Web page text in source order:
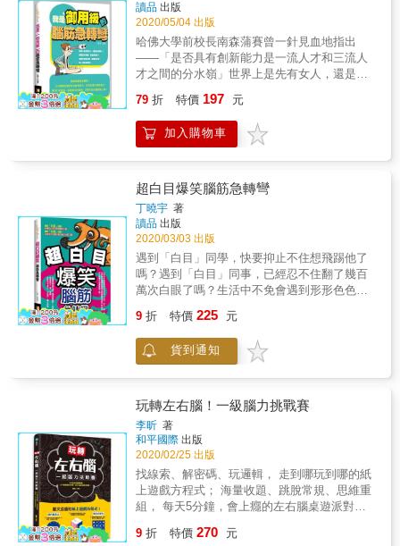
讀品 出版
2020/05/04 出版
哈佛大學前校長南森蒲賽曾一針見血地指出
——「是否具有創新能力是一流人才和三流人
才之間的分水嶺」世界上是先有女人，還是先
知道太陽、星星和月亮，哪一個是男的嗎？這
就是腦筋急轉彎！它以輕鬆活潑的形式啟發思
考，有效的提升創新能力請你打破常理，跳脫
整天在家裡不出門的女人叫什麼？✔除了睡覺
以外，還有什麼時候我們會目中無人？✔怎麼
樣才能讓男人對妳一見鍾情？✔榴槤和地心引
力有什麼關係？✔超人衣服上的「S」標誌是什
麼意思？✔一個饅頭去歐洲留學，回來後變成
了什麼？✔一個胖子跌倒最容易受傷的是哪
裡？✔結婚以後，整天在家裡不出門的女人叫
什麼？✔除了睡覺以外，還有什麼時候我們會
目中無人？✔怎麼樣才能讓男人對妳一見鍾
上的「S」標誌是什麼意思？✔一個饅頭去歐洲
留學，回來後變成了什麼？
79 折 特價 197 元
加入購物車
超白目爆笑腦筋急轉彎
丁曉宇 著
讀品 出版
2020/03/03 出版
遇到「白目」同學，快要抑止不住想飛踢他了
嗎？遇到「白目」同事，已經忍不住翻了幾百
萬次白眼了嗎？生活中不免會遇到形形色色
撕破臉或者眼不見為淨你已經鬱卒到最高點了
嗎？本書將帶領你換一種角度面對「白目」就
會產生一種「樂趣」保證你今後在「白目界」
女人都是長不大的。請問這是哪個國家？–什麼
水越多，人們肯定越開心？–坐什麼椅子最享
受？如果一時想不到答案，千萬不要去
GOOGLE找!這裡是腦筋急轉彎的世界，只需要
最白目、最爆笑、最有創意的答案！
9 折 特價 225 元
貨到通知
玩轉左右腦！一級腦力挑戰賽
李昕 著
和平國際 出版
2020/02/25 出版
找線索、解密碼、玩邏輯， 走到哪玩到哪的紙
上遊戲方程式； 海量收題、跳脫常規、思維重
組， 每天5分鐘，會上癮的左右腦桌遊派對！
語，你寫得出幾句？ 5根橫排的火柴和3根直排
9 折 特價 270 元